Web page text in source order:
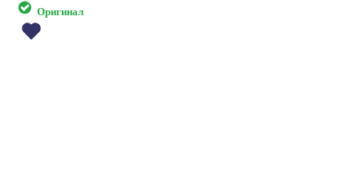
Оригинал